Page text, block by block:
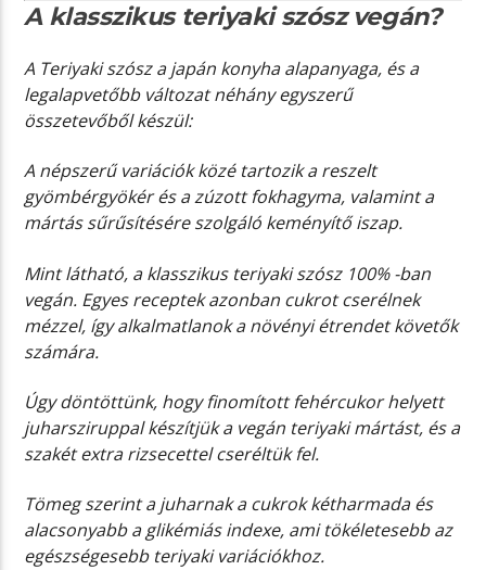
A klasszikus teriyaki szósz vegán?
A Teriyaki szósz a japán konyha alapanyaga, és a
legalapvetőbb változat néhány egyszerű
összetevőből készül:
A népszerű variációk közé tartozik a reszelt
gyömbérgyökér és a zúzott fokhagyma, valamint a
mártás sűrűsítésére szolgáló keményítő iszap.
Mint látható, a klasszikus teriyaki szósz 100% -ban
vegán. Egyes receptek azonban cukrot cserélnek
mézzel, így alkalmatlanok a növényi étrendet követők
számára.
Úgy döntöttünk, hogy finomított fehércukor helyett
juharsziruppal készítjük a vegán teriyaki mártást, és a
szakét extra rizsecettel cseréltük fel.
Tömeg szerint a juharnak a cukrok kétharmada és
alacsonyabb a glikémiás indexe, ami tökéletesebb az
egészségesebb teriyaki variációkhoz.